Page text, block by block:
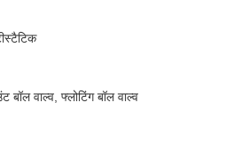
बॉल वाल्व, फ्लोटिंग बॉल वाल्व